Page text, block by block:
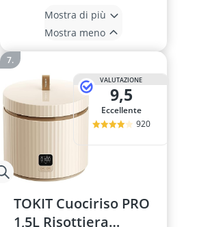
Mostra di più
Mostra meno
VALUTAZIONE
9,5
Eccellente
920
TOKIT Cuociriso PRO
1,5L Risottiera